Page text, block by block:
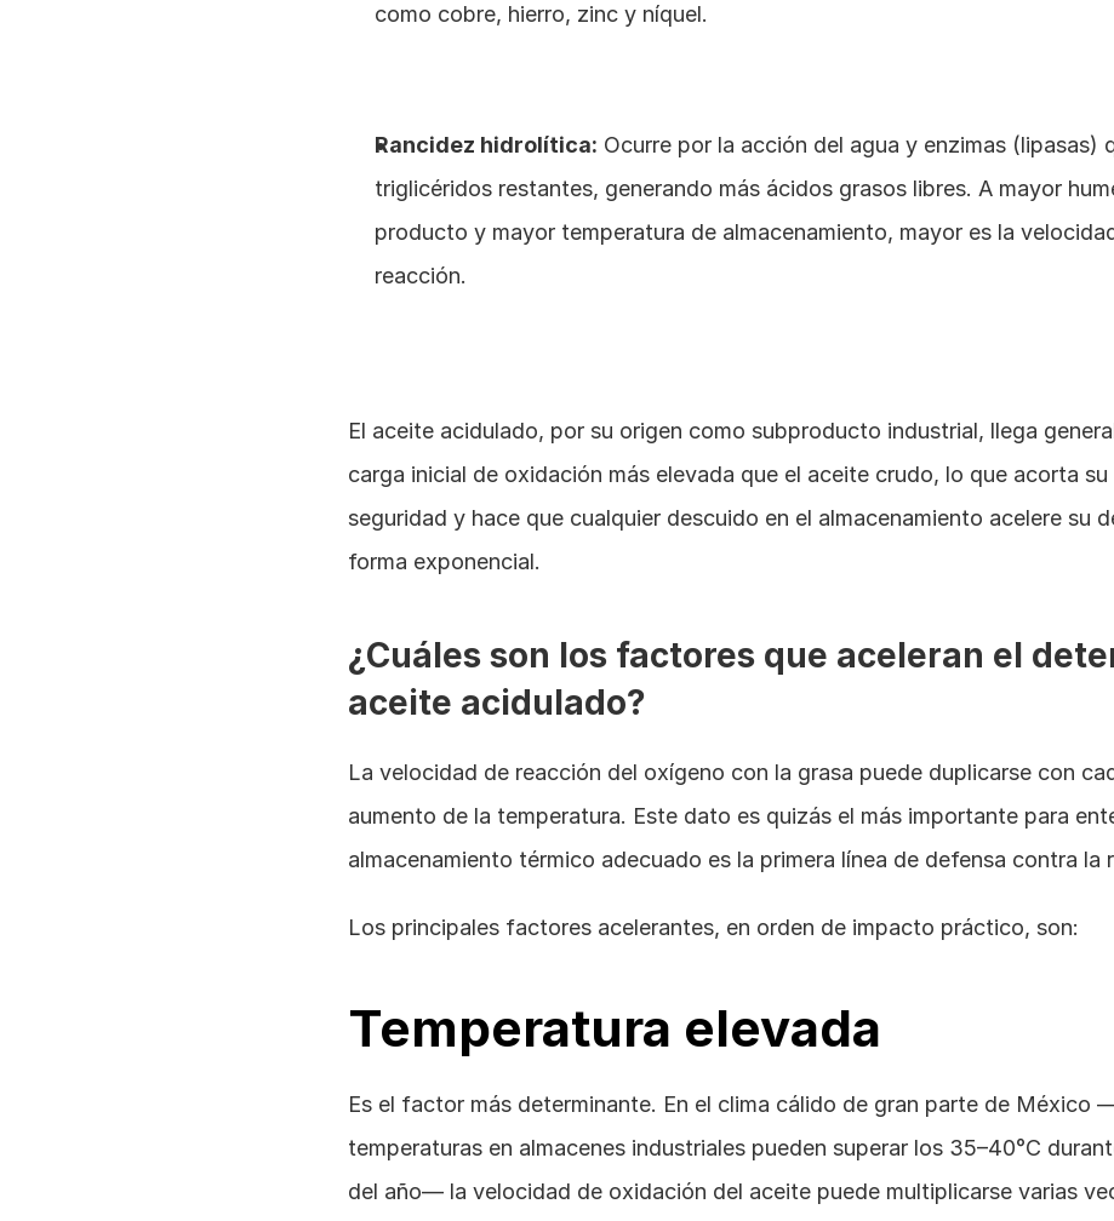
como cobre, hierro, zinc y níquel.
Rancidez hidrolítica: Ocurre por la acción del agua y enzimas (lipasas)
triglicéridos restantes, generando más ácidos grasos libres. A mayor
producto y mayor temperatura de almacenamiento, mayor es la
reacción.
El aceite acidulado, por su origen como subproducto industrial, llega
carga inicial de oxidación más elevada que el aceite crudo, lo que acorta su
seguridad y hace que cualquier descuido en el almacenamiento acelere su
forma exponencial.
¿Cuáles son los factores que aceleran el
aceite acidulado?
La velocidad de reacción del oxígeno con la grasa puede duplicarse con
aumento de la temperatura. Este dato es quizás el más importante para
almacenamiento térmico adecuado es la primera línea de defensa contra la
Los principales factores acelerantes, en orden de impacto práctico, son:
Temperatura elevada
Es el factor más determinante. En el clima cálido de gran parte de México
temperaturas en almacenes industriales pueden superar los 35–40°C
del año— la velocidad de oxidación del aceite puede multiplicarse varias